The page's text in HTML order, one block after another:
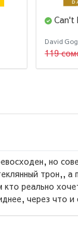
Can't
David
119
Китоби
дастрас ❤️...→